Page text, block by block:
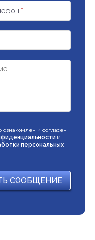
*
ознакомлен и согласен
и
персональных
СООБЩЕНИЕ